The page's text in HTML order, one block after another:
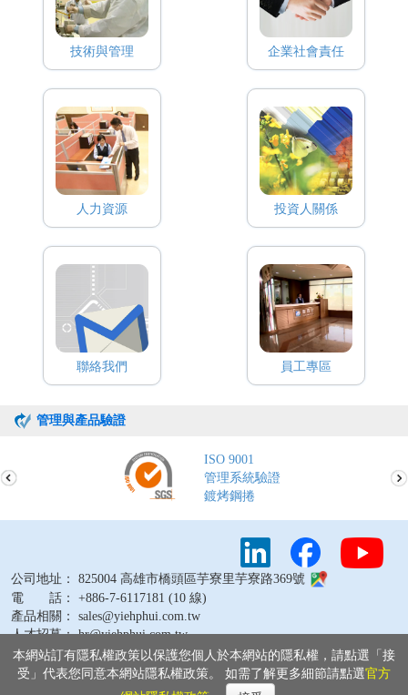
技術與管理 企業社會責任
人力資源 投資人關係
聯絡我們 員工專區
管理與產品驗證
ISO 9001
管理系統驗證
鍍烤鋼捲
公司地址： 825004 高雄市橋頭區芋寮里芋寮路369號
電 話： +886-7-6117181 (10 線)
產品相關： sales@yiehphui.com.tw
人才招募： hr@yiehphui.com.tw
其他問題： webmaster@yiehphui.com.tw
本網站訂有隱私權政策以保護您個人於本網站的隱私權，請點選「接
受」代表您同意本網站隱私權政策。 如需了解更多細節請點選官方